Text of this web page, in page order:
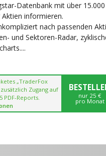
Datenbank mit über
informieren.
nach passenden
und Sektoren-Radar,
„TraderFox
Zugang auf
Reports.
nur 25 €
pro Monat